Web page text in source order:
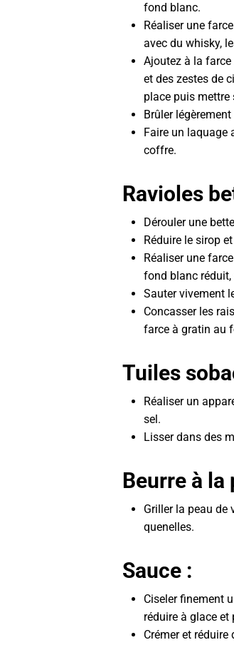
fond blanc.
Réaliser une
avec du whisky,
Ajoutez à la
et des zestes de
place puis mettre
Brûler
Faire un laquage
coffre.
Ravioles
Dérouler une
Réduire le sirop
Réaliser une
fond blanc réduit,
Sauter vivement
Concasser les
farce à gratin au
Tuiles
Réaliser un
sel.
Lisser dans des
Beurre à la
Griller la peau de
quenelles.
Sauce :
Ciseler finement
réduire à glace
Crémer et